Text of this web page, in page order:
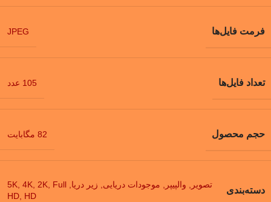
فرمت فایل‌ها JPEG
تعداد فایل‌ها 105 عدد
حجم محصول 82 مگابایت
دسته‌بندی
تصویر والپیپر موجودات دریایی زیر دریا 5K 4K 2K Full
HD HD